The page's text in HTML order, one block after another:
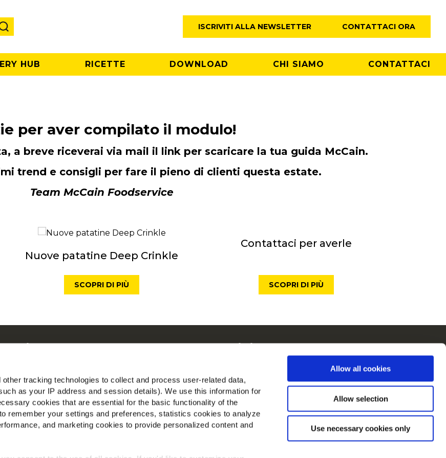
tracking technologies to collect and process user-related data,
as your IP address and session details). We use this information for
cookies that are essential for the basic functionality of the
remember your settings and preferences, statistics cookies to analyze
and marketing cookies to provide personalized content and
Allow all cookies
Allow selection
Use necessary cookies only
ISCRIVITI ALLA NEWSLETTER CONTATTACI ORA
HUB RICETTE DOWNLOAD CHI SIAMO CONTATTACI
per aver compilato il modulo!
a breve riceverai via mail il link per scaricare la tua guida McCain.
trend e consigli per fare il pieno di clienti questa estate.
Team McCain Foodservice
Nuove patatine Deep Crinkle
SCOPRI DI PIÙ
Contattaci per averle
SCOPRI DI PIÙ
Radici il Nostro Impegno
McCain in Europa
Trovaci su